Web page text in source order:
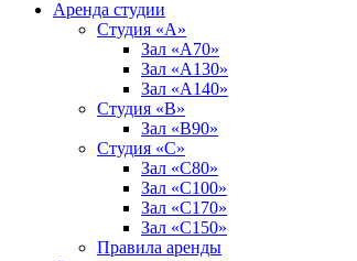
Аренда студии
Студия «А»
Зал «А70»
Зал «А130»
Зал «A140»
Студия «В»
Зал «В90»
Студия «С»
Зал «С80»
Зал «С100»
Зал «С170»
Зал «С150»
Правила аренды